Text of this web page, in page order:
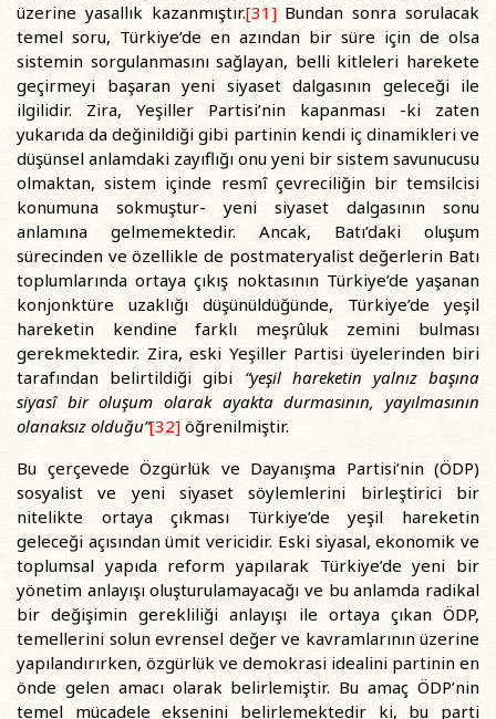
üzerine yasallık kazanmıştır.[31]Bundan sonra sorulacak
temel soru, Türkiye’de en azından bir süre için de olsa
sistemin sorgulanmasını sağlayan, belli kitleleri harekete
geçirmeyi başaran yeni siyaset dalgasının geleceği ile
ilgilidir. Zira, Yeşiller Partisi’nin kapanması -ki zaten
yukarıda da değinildiği gibi partinin kendi iç dinamikleri ve
düşünsel anlamdaki zayıflığı onu yeni bir sistem savunucusu
olmaktan, sistem içinde resmî çevreciliğin bir temsilcisi
konumuna sokmuştur- yeni siyaset dalgasının sonu
anlamına gelmemektedir. Ancak, Batı’daki oluşum
sürecinden ve özellikle de postmateryalist değerlerin Batı
toplumlarında ortaya çıkış noktasının Türkiye’de yaşanan
konjonktüre uzaklığı düşünüldüğünde, Türkiye’de yeşil
hareketin kendine farklı meşrûluk zemini bulması
gerekmektedir. Zira, eski Yeşiller Partisi üyelerinden biri
tarafından belirtildiği gibi “yeşil hareketin yalnız başına
siyasî bir oluşum olarak ayakta durmasının, yayılmasının
olanaksız olduğu”[32] öğrenilmiştir.
Bu çerçevede Özgürlük ve Dayanışma Partisi’nin (ÖDP)
sosyalist ve yeni siyaset söylemlerini birleştirici bir
nitelikte ortaya çıkması Türkiye’de yeşil hareketin
geleceği açısından ümit vericidir. Eski siyasal, ekonomik ve
toplumsal yapıda reform yapılarak Türkiye’de yeni bir
yönetim anlayışı oluşturulamayacağı ve bu anlamda radikal
bir değişimin gerekliliği anlayışı ile ortaya çıkan ÖDP,
temellerini solun evrensel değer ve kavramlarının üzerine
yapılandırırken, özgürlük ve demokrasi idealini partinin en
önde gelen amacı olarak belirlemiştir. Bu amaç ÖDP’nin
temel mücadele eksenini belirlemektedir ki, bu parti